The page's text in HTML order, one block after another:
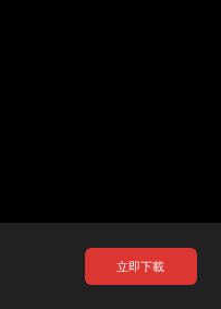
立即下載